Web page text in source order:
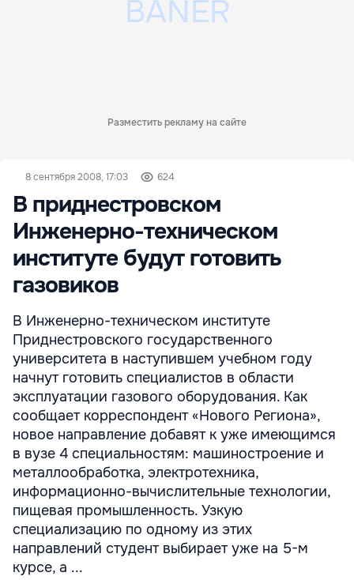
Разместить рекламу на сайте
8 сентября 2008, 17:03 624
В приднестровском
Инженерно-техническом
институте будут готовить
газовиков
В Инженерно-техническом институте
Приднестровского государственного
университета в наступившем учебном году
начнут готовить специалистов в области
эксплуатации газового оборудования. Как
сообщает корреспондент «Нового Региона»,
новое направление добавят к уже имеющимся
в вузе 4 специальностям: машиностроение и
металлообработка, электротехника,
информационно-вычислительные технологии,
пищевая промышленность. Узкую
специализацию по одному из этих
направлений студент выбирает уже на 5-м
курсе, а ...